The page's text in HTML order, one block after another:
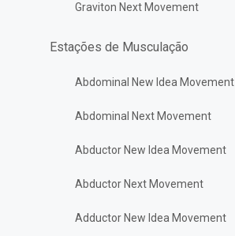
Graviton Next Movement
Estações de Musculação
Abdominal New Idea Movement
Abdominal Next Movement
Abductor New Idea Movement
Abductor Next Movement
Adductor New Idea Movement